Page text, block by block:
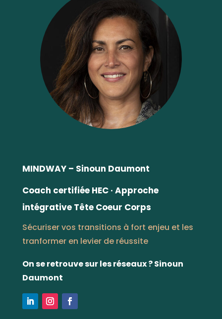
MINDWAY – Sinoun Daumont
Coach certifiée HEC · Approche
intégrative Tête Coeur Corps
Sécuriser vos transitions à fort enjeu et les
tranformer en levier de réussite
On se retrouve sur les réseaux ? Sinoun
Daumont